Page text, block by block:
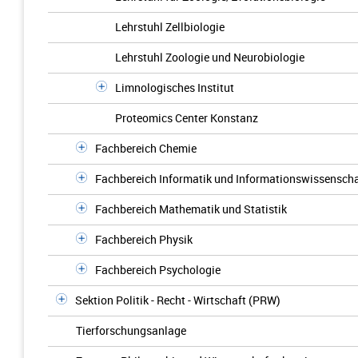
Lehrstuhl Zellbiologie
Lehrstuhl Zoologie und Neurobiologie
Limnologisches Institut
Proteomics Center Konstanz
Fachbereich Chemie
Fachbereich Informatik und
Fachbereich Mathematik und Statistik
Fachbereich Physik
Fachbereich Psychologie
Sektion Politik - Recht - Wirtschaft (PRW)
Tierforschungsanlage